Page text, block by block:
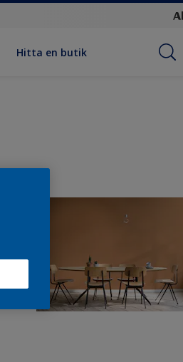
Hitta en butik